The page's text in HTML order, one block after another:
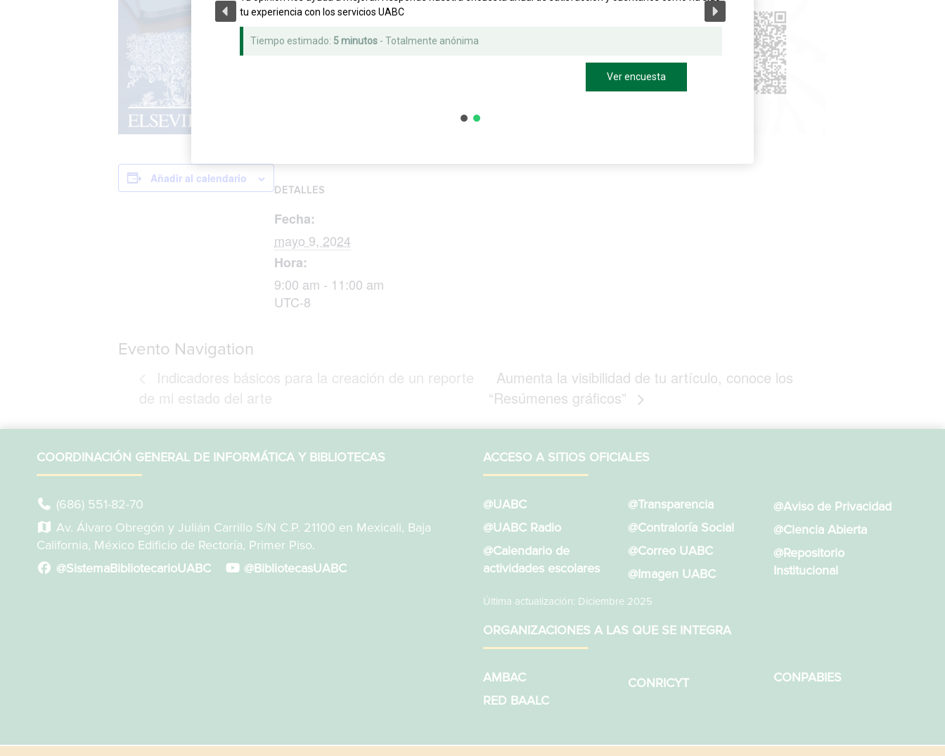
Añadir al calendario
DETALLES
Fecha:
mayo 9, 2024
Hora:
9:00 am - 11:00 am
UTC-8
Evento Navigation
Indicadores básicos para la creación de un reporte
de mi estado del arte
Aumenta la visibilidad de tu artículo, conoce los
“Resúmenes gráficos”
COORDINACIÓN GENERAL DE INFORMÁTICA Y BIBLIOTECAS
(686) 551-82-70
Av. Álvaro Obregón y Julián Carrillo S/N C.P. 21100 en Mexicali, Baja
California, México Edificio de Rectoría, Primer Piso.
@SistemaBibliotecarioUABC
@BibliotecasUABC
ACCESO A SITIOS OFICIALES
@UABC
@UABC Radio
@Calendario de
actividades escolares
@Transparencia
@Contraloría Social
@Correo UABC
@Imagen UABC
@Aviso de Privacidad
@Ciencia Abierta
@Repositorio
Institucional
Última actualización: Diciembre 2025
ORGANIZACIONES A LAS QUE SE INTEGRA
AMBAC
RED BAALC
CONRICYT CONPABIES
tu experiencia con los servicios UABC
Tiempo estimado: 5 minutos - Totalmente anónima
Ver encuesta